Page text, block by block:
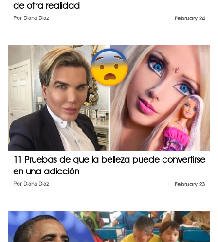
de otra realidad
February 24
Por Diana Diaz
11 Pruebas de que la belleza puede convertirse
en una adicción
February 23
Por Diana Diaz